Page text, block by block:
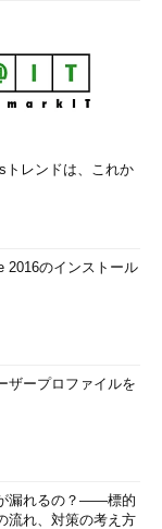
トレンドは、これか
2016のインストール
ザープロファイルを
漏れるの？――標的
流れ、対策の考え方